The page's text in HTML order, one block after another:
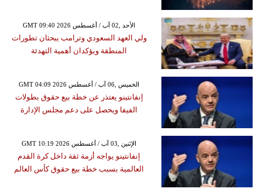
GMT 09:40 2026 الأحد ,02 آب / أغسطس
ولي العهد السعودي وترامب يبحثان تطورات
المنطقة ويؤكدان أهمية التهدئة
GMT 04:09 2026 الخميس ,06 آب / أغسطس
إنفانتينو يعتذر عن خطة بيع حقوق بطولات
الفيفا ويحصل على دعم مجلس الإدارة
GMT 10:19 2026 الإثنين ,03 آب / أغسطس
إنفانتينو يواجه أزمة ثقة داخل كرة القدم
العالمية بسبب خطة بيع حقوق كأس العالم